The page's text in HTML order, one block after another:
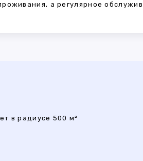
а регулярное
в радиусе 500 м²